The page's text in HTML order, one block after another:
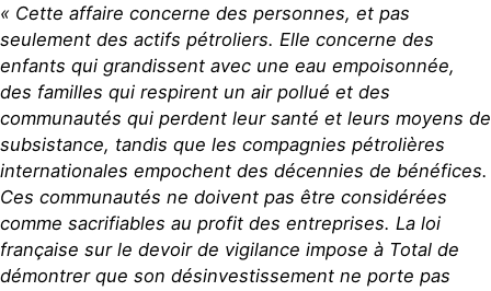
« Cette affaire concerne des personnes, et pas
seulement des actifs pétroliers. Elle concerne des
enfants qui grandissent avec une eau empoisonnée,
des familles qui respirent un air pollué et des
communautés qui perdent leur santé et leurs moyens de
subsistance, tandis que les compagnies pétrolières
internationales empochent des décennies de bénéfices.
Ces communautés ne doivent pas être considérées
comme sacrifiables au profit des entreprises. La loi
française sur le devoir de vigilance impose à Total de
démontrer que son désinvestissement ne porte pas